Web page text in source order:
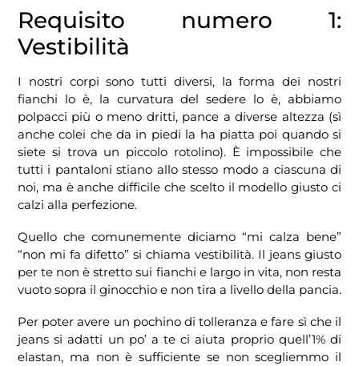
Requisito numero 1:
Vestibilità
I nostri corpi sono tutti diversi, la forma dei nostri
fianchi lo è, la curvatura del sedere lo è, abbiamo
polpacci più o meno dritti, pance a diverse altezza (sì
anche colei che da in piedi la ha piatta poi quando si
siete si trova un piccolo rotolino). È impossibile che
tutti i pantaloni stiano allo stesso modo a ciascuna di
noi, ma è anche difficile che scelto il modello giusto ci
calzi alla perfezione.
Quello che comunemente diciamo “mi calza bene”
“non mi fa difetto” si chiama vestibilità. Il jeans giusto
per te non è stretto sui fianchi e largo in vita, non resta
vuoto sopra il ginocchio e non tira a livello della pancia.
Per poter avere un pochino di tolleranza e fare sì che il
jeans si adatti un po’ a te ci aiuta proprio quell’1% di
elastan, ma non è sufficiente se non scegliemmo il